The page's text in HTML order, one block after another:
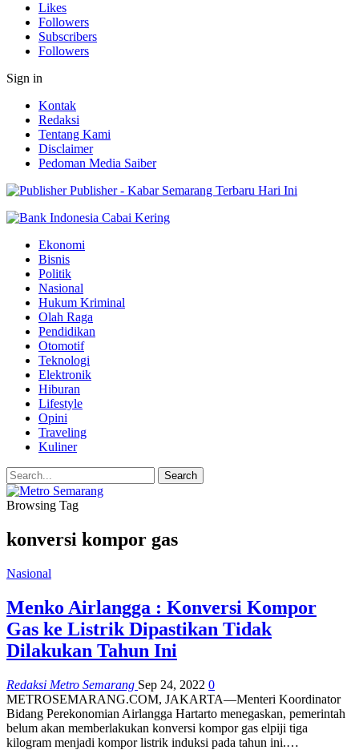
Likes
Followers
Subscribers
Followers
Sign in
Kontak
Redaksi
Tentang Kami
Disclaimer
Pedoman Media Saiber
Publisher - Kabar Semarang Terbaru Hari Ini
Ekonomi
Bisnis
Politik
Nasional
Hukum Kriminal
Olah Raga
Pendidikan
Otomotif
Teknologi
Elektronik
Hiburan
Lifestyle
Opini
Traveling
Kuliner
Browsing Tag
konversi kompor gas
Nasional
Menko Airlangga : Konversi Kompor
Gas ke Listrik Dipastikan Tidak
Dilakukan Tahun Ini
Redaksi Metro Semarang Sep 24, 2022 0
METROSEMARANG.COM, JAKARTA—Menteri Koordinator
Bidang Perekonomian Airlangga Hartarto menegaskan, pemerintah
belum akan memberlakukan konversi kompor gas elpiji tiga
kilogram menjadi kompor listrik induksi pada tahun ini.…